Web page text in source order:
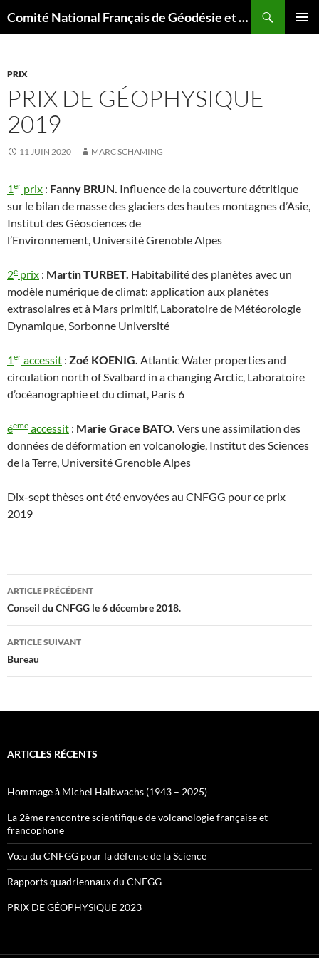
au
Comité National Français de Géodésie et Géophysique
PRIX
PRIX DE GÉOPHYSIQUE
2019
11 JUIN 2020 MARC SCHAMING
1er prix : Fanny BRUN. Influence de la couverture détritique
sur le bilan de masse des glaciers des hautes montagnes d’Asie,
Institut des Géosciences de
l’Environnement, Université Grenoble Alpes
2e prix : Martin TURBET. Habitabilité des planètes avec un
modèle numérique de climat: application aux planètes
extrasolaires et à Mars primitif, Laboratoire de Météorologie
Dynamique, Sorbonne Université
1er accessit : Zoé KOENIG. Atlantic Water properties and
circulation north of Svalbard in a changing Arctic, Laboratoire
d’océanographie et du climat, Paris 6
éeme accessit : Marie Grace BATO. Vers une assimilation des
données de déformation en volcanologie, Institut des Sciences
de la Terre, Université Grenoble Alpes
Dix-sept thèses ont été envoyées au CNFGG pour ce prix
2019
Navigation
des
articles
ARTICLE PRÉCÉDENT
Conseil du CNFGG le 6 décembre 2018.
ARTICLE SUIVANT
Bureau
ARTICLES RÉCENTS
Hommage à Michel Halbwachs (1943 – 2025)
La 2ème rencontre scientifique de volcanologie française et
francophone
Vœu du CNFGG pour la défense de la Science
Rapports quadriennaux du CNFGG
PRIX DE GÉOPHYSIQUE 2023